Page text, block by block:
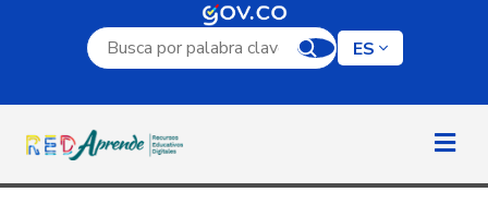
Campo de búsqueda por palabra clave
ES